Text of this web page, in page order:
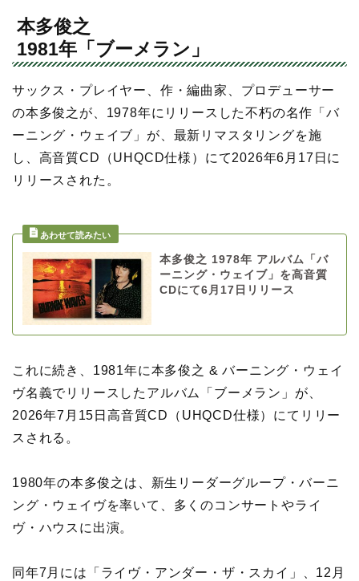
本多俊之
1981年「ブーメラン」
サックス・プレイヤー、作・編曲家、プロデューサー
の本多俊之が、1978年にリリースした不朽の名作「バ
ーニング・ウェイブ」が、最新リマスタリングを施
し、高音質CD（UHQCD仕様）にて2026年6月17日に
リリースされた。
本多俊之 1978年 アルバム「バ
ーニング・ウェイブ」を高音質
CDにて6月17日リリース
これに続き、1981年に本多俊之 & バーニング・ウェイ
ヴ名義でリリースしたアルバム「ブーメラン」が、
2026年7月15日高音質CD（UHQCD仕様）にてリリー
スされる。
1980年の本多俊之は、新生リーダーグループ・バーニ
ング・ウェイヴを率いて、多くのコンサートやライ
ヴ・ハウスに出演。
同年7月には「ライヴ・アンダー・ザ・スカイ」、12月